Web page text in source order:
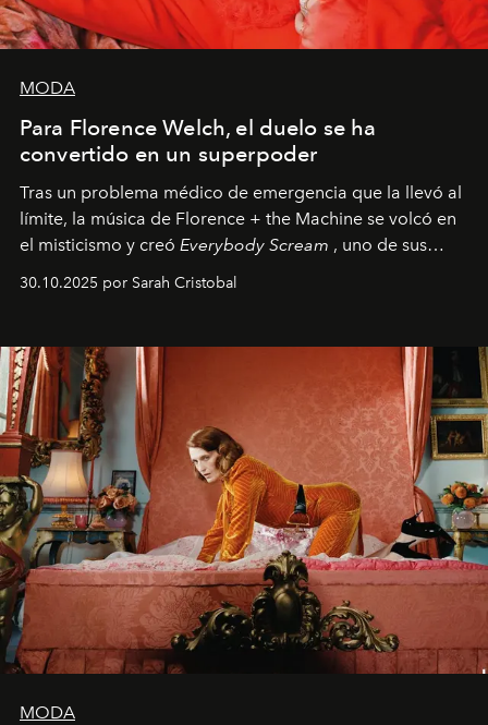
MODA
Para Florence Welch, el duelo se ha
convertido en un superpoder
Tras un problema médico de emergencia que la llevó al
límite, la música de Florence + the Machine se volcó en
el misticismo y creó Everybody Scream , uno de sus
álbumes más profundos hasta la fecha.
30.10.2025 por Sarah Cristobal
MODA